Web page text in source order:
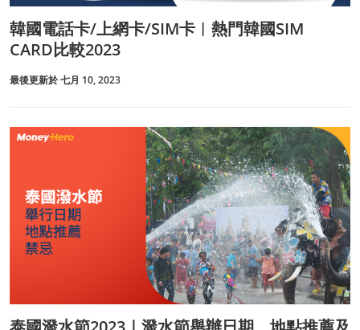
韓國電話卡/上網卡/SIM卡︱熱門韓國SIM
CARD比較2023
最後更新於 七月 10, 2023